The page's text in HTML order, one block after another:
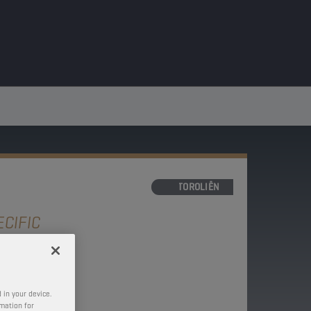
MOTOROLIËN
your device.
for